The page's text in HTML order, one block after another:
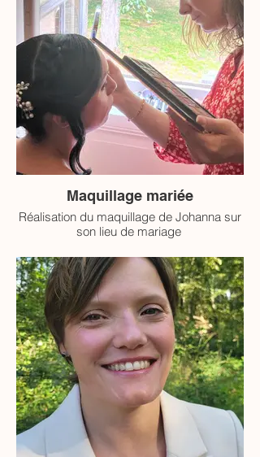
Maquillage mariée
Réalisation du maquillage de Johanna sur
son lieu de mariage